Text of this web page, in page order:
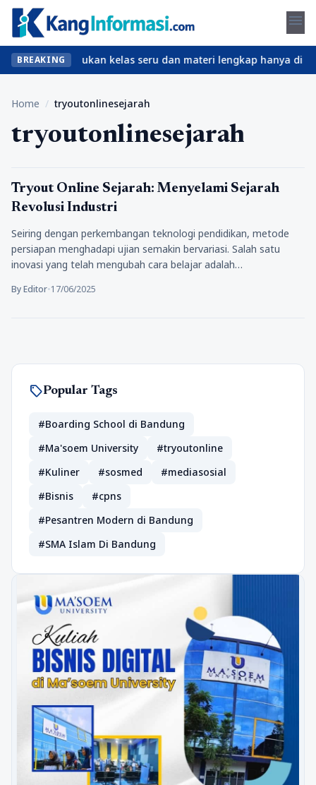
menu
BREAKING
ribet? Temukan kelas seru dan materi lengkap hanya di
Home / tryoutonlinesejarah
tryoutonlinesejarah
Pendidikan
Tryout Online Sejarah: Menyelami Sejarah
Revolusi Industri
Seiring dengan perkembangan teknologi pendidikan, metode
persiapan menghadapi ujian semakin bervariasi. Salah satu
inovasi yang telah mengubah cara belajar adalah…
By Editor•17/06/2025
sellPopular Tags
#Boarding School di Bandung
#Ma'soem University
#tryoutonline
#Kuliner
#sosmed
#mediasosial
#Bisnis
#cpns
#Pesantren Modern di Bandung
#SMA Islam Di Bandung